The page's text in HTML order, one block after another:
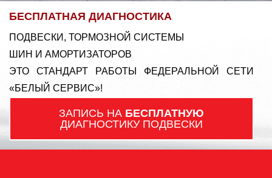
БЕСПЛАТНАЯ ДИАГНОСТИКА
ПОДВЕСКИ, ТОРМОЗНОЙ СИСТЕМЫ
ШИН И АМОРТИЗАТОРОВ
ЭТО СТАНДАРТ РАБОТЫ ФЕДЕРАЛЬНОЙ СЕТИ
«БЕЛЫЙ СЕРВИС»!
ЗАПИСЬ НА БЕСПЛАТНУЮ
ДИАГНОСТИКУ ПОДВЕСКИ